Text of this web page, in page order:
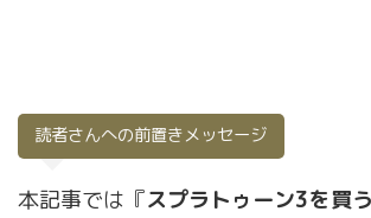
読者さんへの前置きメッセージ
本記事では『スプラトゥーン3を買